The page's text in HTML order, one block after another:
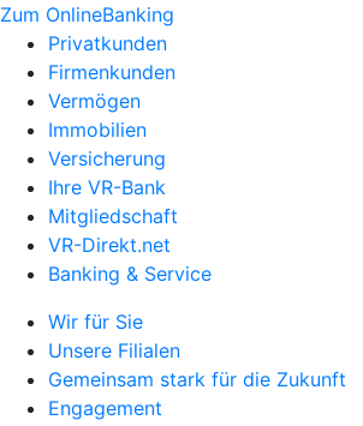
Zum OnlineBanking
Privatkunden
Firmenkunden
Vermögen
Immobilien
Versicherung
Ihre VR-Bank
Mitgliedschaft
VR-Direkt.net
Banking & Service
Wir für Sie
Unsere Filialen
Gemeinsam stark für die Zukunft
Engagement